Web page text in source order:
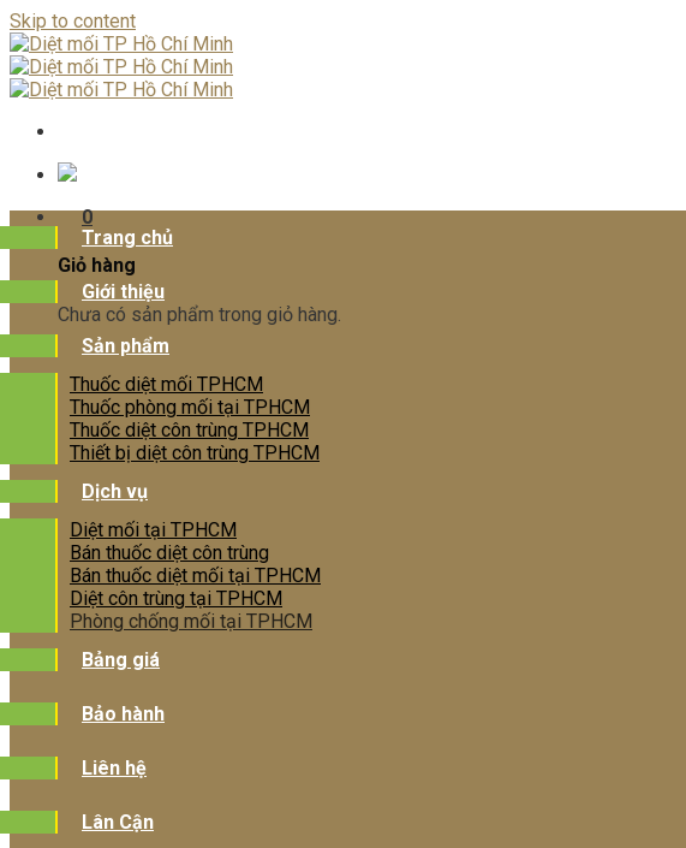
Skip to content
0
Giỏ hàng
Chưa có sản phẩm trong giỏ hàng.
Trang chủ
Giới thiệu
Sản phẩm
Thuốc diệt mối TPHCM
Thuốc phòng mối tại TPHCM
Thuốc diệt côn trùng TPHCM
Thiết bị diệt côn trùng TPHCM
Dịch vụ
Diệt mối tại TPHCM
Bán thuốc diệt côn trùng
Bán thuốc diệt mối tại TPHCM
Diệt côn trùng tại TPHCM
Phòng chống mối tại TPHCM
Bảng giá
Bảo hành
Liên hệ
Lân Cận